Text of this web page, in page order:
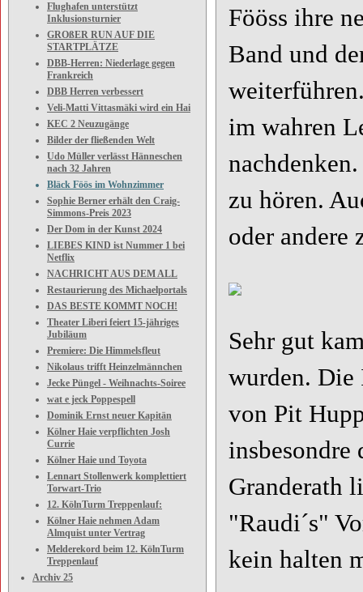
Flughafen unterstützt
Inklusionsturnier
GROßER RUN AUF DIE
STARTPLÄTZE
DBB-Herren: Niederlage gegen
Frankreich
DBB Herren verbessert
Veli-Matti Vittasmäki wird ein Hai
KEC 2 Neuzugänge
Bilder der fließenden Welt
Udo Müller verlässt Hänneschen
nach 32 Jahren
Bläck Föös im Wohnzimmer
Sophie Berner erhält den Craig-
Simmons-Preis 2023
Der Dom in der Kunst 2024
LIEBES KIND ist Nummer 1 bei
Netflix
NACHRICHT AUS DEM ALL
Restaurierung des Michaelportals
DAS BESTE KOMMT NOCH!
Theater Liberi feiert 15-jähriges
Jubiläum
Premiere: Die Himmelsfleut
Nikolaus trifft Heinzelmännchen
Jecke Püngel - Weihnachts-Soiree
wat e jeck Poppespell
Dominik Ernst neuer Kapitän
Kölner Haie verpflichten Josh
Currie
Kölner Haie und Toyota
Lennart Stollenwerk komplettiert
Torwart-Trio
12. KölnTurm Treppenlauf:
Kölner Haie nehmen Adam
Almquist unter Vertrag
Melderekord beim 12. KölnTurm
Treppenlauf
Archiv 25
Fööss ihre
Band und
im wahren
zu hören.
oder andere
Sehr gut
wurden.
von Pit
Granderath
"Raudi´s"
kein halten